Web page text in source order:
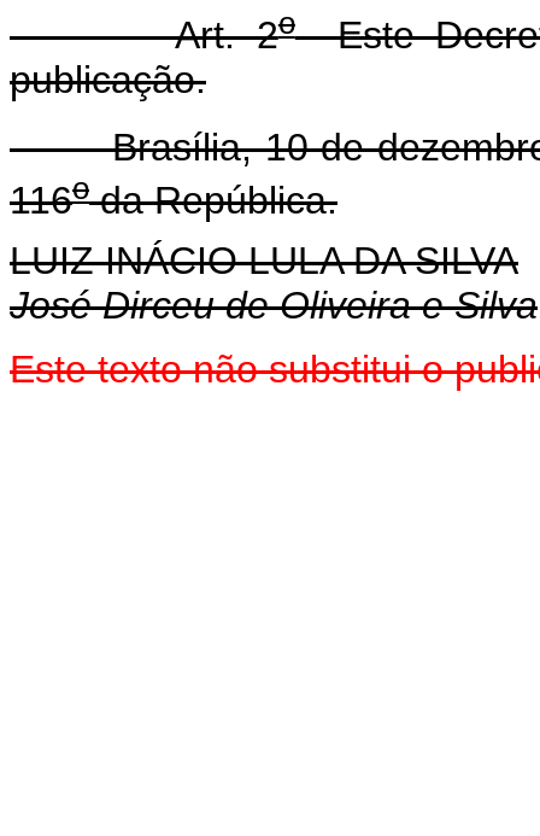
Art. 2oEste
publicação.
Brasília, 10 de dezembro
116oda República.
LUIZ INÁCIO LULA DA SILVA
José Dirceu de Oliveira e Silva
Este texto não substitui o